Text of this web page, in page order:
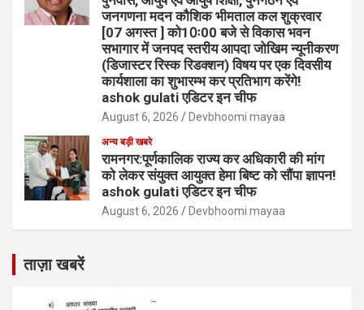
जनगणना मदन कौशिक भीमताल कल शुक्रवार
[07 अगस्त ] को10ः00 बजे से विकास भवन
सभागार में जनपद स्तरीय आपदा जोखिम न्यूनीकरण
(डिजास्टर रिस्क रिडक्शन) विषय पर एक दिवसीय
कार्यशाला का शुभारम्भ कर प्रतिभाग करेंगे!
ashok gulati एडिटर इन चीफ
August 6, 2026 Devbhoomi mayaa
अन्य बड़ी खबरे
रामनगर:पूर्णकालिक राज्य कर अधिकारी की मांग
को लेकर संयुक्त आयुक्त हेमा बिष्ट को सौंपा ज्ञापन!
ashok gulati एडिटर इन चीफ
August 6, 2026 Devbhoomi mayaa
ताज़ा खबरें